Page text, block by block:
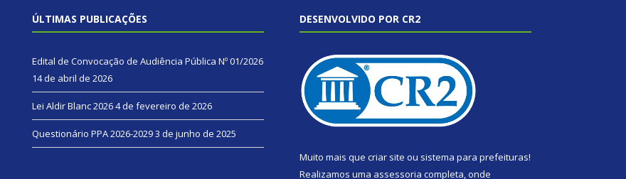
ÚLTIMAS PUBLICAÇÕES
Edital de Convocação de Audiência Pública Nº 01/2026
14 de abril de 2026
Lei Aldir Blanc 20264 de fevereiro de 2026
Questionário PPA 2026-20293 de junho de 2025
DESENVOLVIDO POR CR2
Muito mais que criar site ou sistema para prefeituras!
Realizamos uma assessoria completa, onde